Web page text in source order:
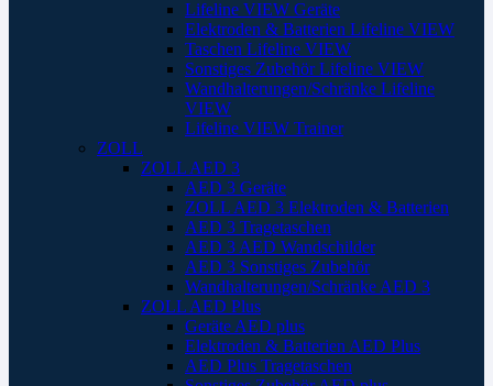
Lifeline VIEW Geräte
Elektroden & Batterien Lifeline VIEW
Taschen Lifeline VIEW
Sonstiges Zubehör Lifeline VIEW
Wandhalterungen/Schränke Lifeline
VIEW
Lifeline VIEW Trainer
ZOLL
ZOLL AED 3
AED 3 Geräte
ZOLL AED 3 Elektroden & Batterien
AED 3 Tragetaschen
AED 3 AED Wandschilder
AED 3 Sonstiges Zubehör
Wandhalterungen/Schränke AED 3
ZOLL AED Plus
Geräte AED plus
Elektroden & Batterien AED Plus
AED Plus Tragetaschen